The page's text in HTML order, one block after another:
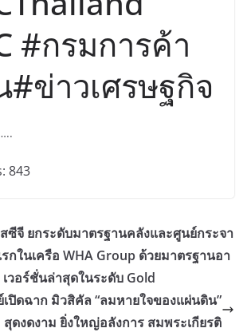
#กรมการค้า
#ข่าวเศรษฐกิจ
843
ซีจี ยกระดับมาตรฐานคลังและศูนย์กระจา
กในเครือ WHA Group ด้วยมาตรฐานอา
เวอร์ชั่นล่าสุดในระดับ Gold
เปิดฉาก มิวสิคัล “ลมหายใจของแผ่นดิน”
สุดงดงาม ยิ่งใหญ่อลังการ สมพระเกียรติ